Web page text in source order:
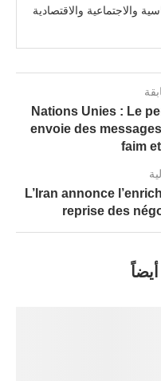
Nations Unies : Le
envoie des
faim
L’Iran annonce
reprise des